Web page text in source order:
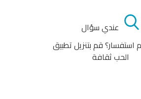
عندي سؤال
قم بتنزيل تطبيق
ثقافة